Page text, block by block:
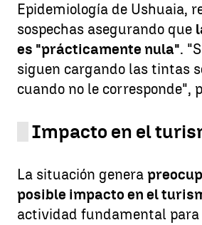
Epidemiología de Ushuaia,
sospechas asegurando que
es "prácticamente nula".
siguen cargando las tintas
cuando no le corresponde",
Impacto en el
La situación genera
posible impacto en el
actividad fundamental para